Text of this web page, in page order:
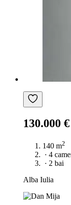
130.000 €
140 m2
· 4
· 2 bai
Alba Iulia